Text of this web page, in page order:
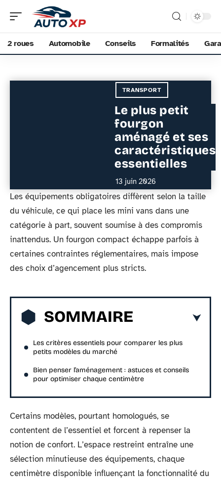
2 roues Automobile Conseils Formalités
TRANSPORT
Le plus petit
fourgon
aménagé et ses
caractéristiques
essentielles
13 juin 2026
Les équipements obligatoires diffèrent selon la taille
du véhicule, ce qui place les mini vans dans une
catégorie à part, souvent soumise à des compromis
inattendus. Un fourgon compact échappe parfois à
certaines contraintes réglementaires, mais impose
des choix d’agencement plus stricts.
SOMMAIRE
Les critères essentiels pour comparer les plus
petits modèles du marché
Bien penser l’aménagement : astuces et conseils
pour optimiser chaque centimètre
Certains modèles, pourtant homologués, se
contentent de l’essentiel et forcent à repenser la
notion de confort. L’espace restreint entraîne une
sélection minutieuse des équipements, chaque
centimètre disponible influençant la fonctionnalité du